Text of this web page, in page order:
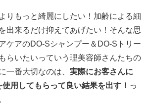
りもっと綺麗にしたい！加齢による細
出来るだけ抑えてあげたい！そんな思
ケアのDO-Sシャンプー＆DO-Sトリー
らいたいっていう理美容師さんたちの
一番大切なのは、 実際にお客さんに
用してもらって良い結果を出す！ っ